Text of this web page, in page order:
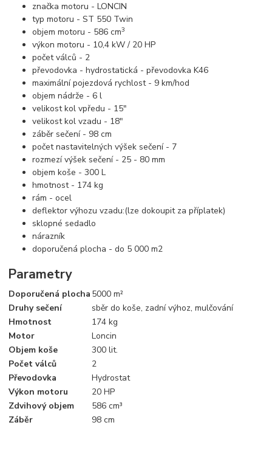
značka motoru - LONCIN
typ motoru - ST 550 Twin
objem motoru - 586 cm3
výkon motoru - 10,4 kW / 20 HP
počet válců - 2
převodovka - hydrostatická - převodovka K46
maximální pojezdová rychlost - 9 km/hod
objem nádrže - 6 l
velikost kol vpředu - 15"
velikost kol vzadu - 18"
záběr sečení - 98 cm
počet nastavitelných výšek sečení - 7
rozmezí výšek sečení - 25 - 80 mm
objem koše - 300 L
hmotnost - 174 kg
rám - ocel
deflektor výhozu vzadu:(lze dokoupit za příplatek)
sklopné sedadlo
nárazník
doporučená plocha - do 5 000 m2
Parametry
Doporučená plocha 5000 m²
Druhy sečení
sběr do koše, zadní výhoz, mulčování
Hmotnost
174 kg
Motor
Loncin
Objem koše
300 lit.
Počet válců
2
Převodovka
Hydrostat
Výkon motoru
20 HP
Zdvihový objem
586 cm³
Záběr
98 cm